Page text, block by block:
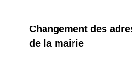
Changement des
de la mairie